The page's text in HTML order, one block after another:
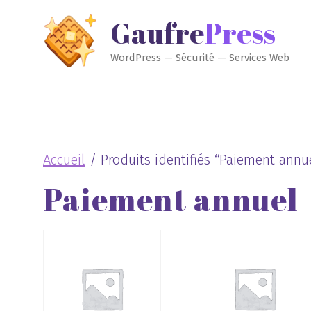
contenu
GaufrePress
WordPress — Sécurité — Services Web
Accueil / Produits identifiés “Paiement
Paiement annuel